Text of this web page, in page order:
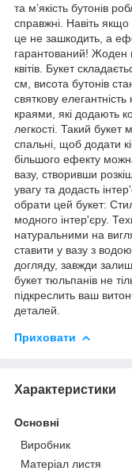
та м’якість бутонів
справжні. Навіть якщо
це не зашкодить, а
гарантований! Жоден
квітів. Букет
см, висота бутонів
святкову
краями, які додають
легкості. Такий букет
спальні, щоб додати
більшого ефекту
вазу, створивши
увагу та додасть
обрати цей букет:
модного інтер'єру.
натуральними на
ставити у вазу з
догляду, завжди
букет тюльпанів не
підкреслить ваш
деталей.
Приховати
Характеристики
Основні
Виробник
Матеріал листя